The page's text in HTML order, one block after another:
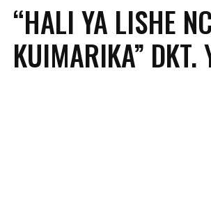
“HALI YA LISHE
KUIMARIKA” DKT.